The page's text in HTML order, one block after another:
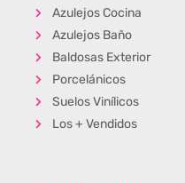
Azulejos Cocina
Azulejos Baño
Baldosas Exterior
Porcelánicos
Suelos Vinílicos
Los + Vendidos